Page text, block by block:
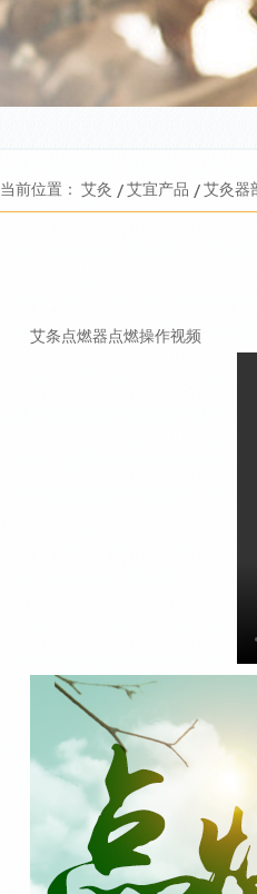
当前位置： 艾灸 艾宜产品 艾灸器
艾条点燃器点燃操作视频